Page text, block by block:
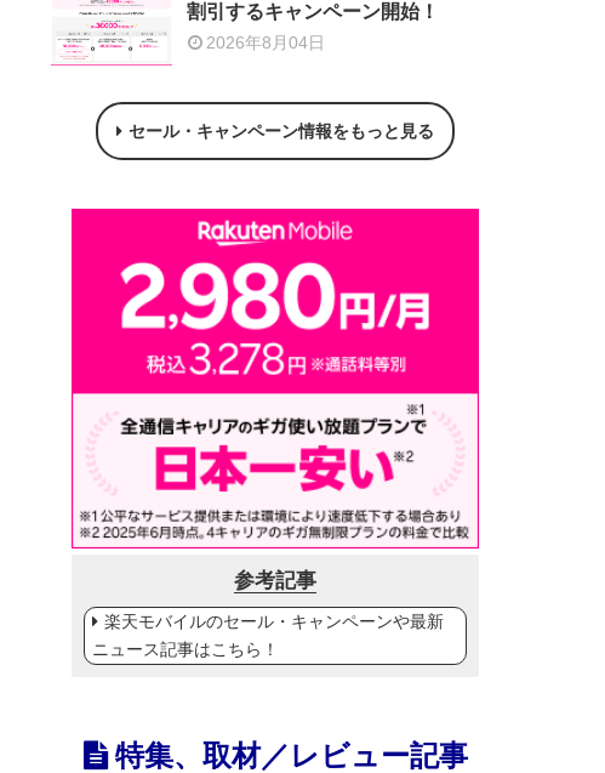
割引するキャンペーン開始！
2026年8月04日
セール・キャンペーン情報をもっと見る
参考記事
楽天モバイルのセール・キャンペーンや最新
ニュース記事はこちら！
特集、取材／レビュー記事